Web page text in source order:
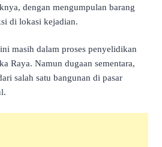
dengan mengumpulan barang
di lokasi kejadian.
masih dalam proses penyelidikan
Raya. Namun dugaan sementara,
salah satu bangunan di pasar